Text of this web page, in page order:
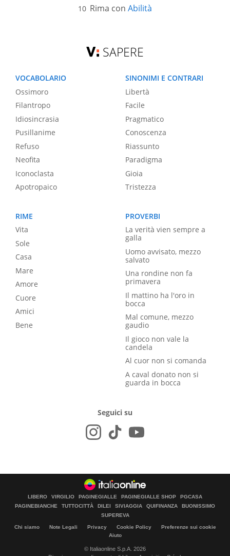
Rima con Abilità
SAPERE
VOCABOLARIO
Ossimoro
Filantropo
Idiosincrasia
Pusillanime
Refuso
Neofita
Iconoclasta
Apotropaico
SINONIMI E CONTRARI
Libertà
Facile
Pragmatico
Conoscenza
Riassunto
Paradigma
Gioia
Tristezza
RIME
Vita
Sole
Casa
Mare
Amore
Cuore
Amici
Bene
PROVERBI
La verità vien sempre a
galla
Uomo avvisato, mezzo
salvato
Una rondine non fa
primavera
Il mattino ha l'oro in
bocca
Mal comune, mezzo
gaudio
Il gioco non vale la
candela
Al cuor non si comanda
A caval donato non si
guarda in bocca
Seguici su
LIBERO VIRGILIO PAGINEGIALLE PAGINEGIALLE SHOP
PGCASA
PAGINEBIANCHE
TUTTOCITTÀ DILEI SIVIAGGIA QUIFINANZA
BUONISSIMO
SUPEREVA
Chi siamo Note Legali Privacy Cookie Policy
Preferenze sui cookie
Aiuto
© Italiaonline S.p.A. 2026